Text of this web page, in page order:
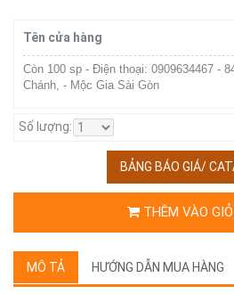
Tên cửa hàng
Còn 100 sp - Điện thoại: 0909634467 -
Chánh, - Mộc Gia Sài Gòn
Số lượng:
BẢNG BÁO GIÁ/
THÊM VÀO
MÔ TẢ HƯỚNG DẪN MUA HÀNG